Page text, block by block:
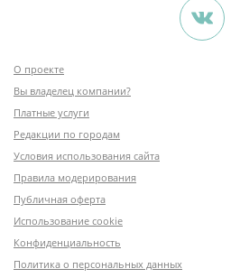
О проекте
Вы владелец компании?
Платные услуги
Редакции по городам
Условия использования сайта
Правила модерирования
Публичная оферта
Использование cookie
Конфиденциальность
Политика о персональных данных